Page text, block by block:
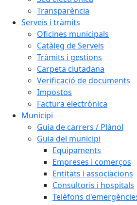
Transparència
Serveis i tràmits
Oficines municipals
Catàleg de Serveis
Tràmits i gestions
Carpeta ciutadana
Verificació de documents
Impostos
Factura electrònica
Municipi
Guia de carrers / Plànol
Guia del municipi
Equipaments
Empreses i comerços
Entitats i associacions
Consultoris i hospitals
Telèfons